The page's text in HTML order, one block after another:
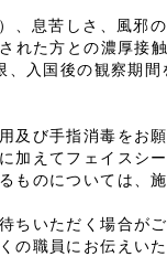
、息苦しさ、風邪
れた方との濃厚接
入国後の観察期
及び手指消毒をお願
えてフェイスシ
ものについては、
ちいただく場合がご
の職員にお伝えい